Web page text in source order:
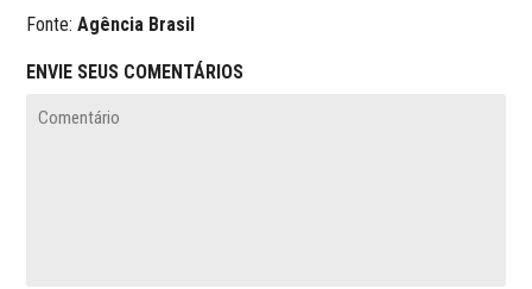
Fonte:Agência Brasil
ENVIE SEUS COMENTÁRIOS